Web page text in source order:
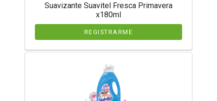
Suavizante Suavitel Fresca Primavera
x180ml
REGISTRARME